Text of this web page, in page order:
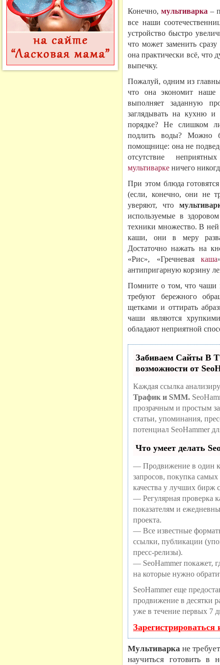
Конечно,мультиварка –
все наши
устройство быстро
что может заменить
она практически всё,
выпечку.
Пожалуй, одним из
что она экономит наше
выполняет заданную
заглядывать на кухню
порядке? Не слишком
подлить воды? Можно
помощнице: она не
отсутствие
мультиварке ничего
При этом блюда
(если, конечно, они не
уверяют, что
используемые в
техники множество. В ней
каши, они в меру
Достаточно нажать на
«Рис», «Гречневаякаша
антипригарную корзину
Помните о том, что чаши
требуют бережного
щетками и оттирать
чаши являются
обладают неприятной
Забиваем Сайты
возможности от
Каждая ссылка
Трафик и SMM.
прозрачным и простым
статьи, упоминания,
потенциал SeoHammer
Что умеет делать
— Продвижение в один
запросов, покупка
качества у лучших бирж
— Регулярная проверка
показателям и
проекта.
— Все известные
ссылки, публикации
пресс-релизы).
— SeoHammer покажет,
на которые нужно
SeoHammer еще
продвижение в десятки
уже в течение первых 7
Мультиварка не
научиться готовить